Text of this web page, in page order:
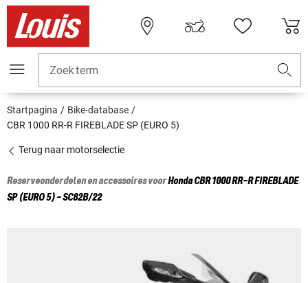
Zoekterm
Startpagina
Bike-database
CBR 1000 RR-R FIREBLADE SP (EURO 5)
Terug naar motorselectie
Reserveonderdelen en accessoires voorHondaCBR 1000 RR-R FIREBLADE
SP (EURO 5) - SC82B/22